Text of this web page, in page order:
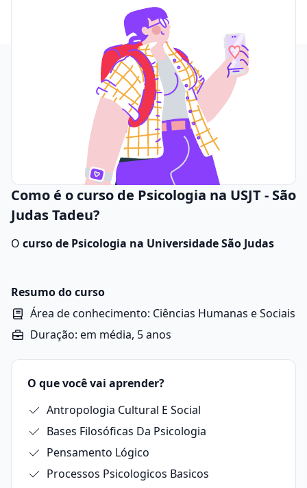
Como é o curso de Psicologia na USJT - São
Judas Tadeu?
O curso de Psicologia na Universidade São Judas
Com 4.000 horas de carga horária total, o curso
oferece uma formação abrangente que une teoria e
prática desde o início da graduação.
Os alunos vivenciam estágios supervisionados e
essenciais para o mercado. A abordagem humanista é
um diferencial, promovendo empatia e sensibilidade
A matriz curricular inclui disciplinas fundamentais
como Psicologia e educação, Psicanálise: teoria e
técnica e Processos psicológicos, biológicos e
cognitivos, garantindo uma formação alinhada às
demandas contemporâneas.
Resumo do curso
Área de conhecimento: Ciências Humanas e Sociais
Duração: em média, 5 anos
O que você vai aprender?
Antropologia Cultural E Social
Bases Filosóficas Da Psicologia
Pensamento Lógico
Processos Psicologicos Basicos